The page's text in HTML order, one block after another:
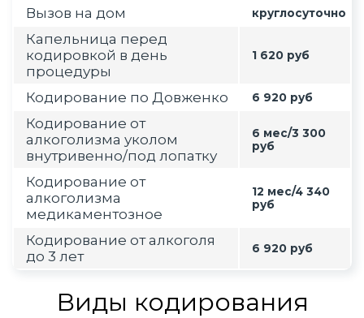
Вызов на дом круглосуточно
Капельница перед
кодировкой в день
процедуры
1 620 руб
Кодирование по Довженко 6 920 руб
Кодирование от
алкоголизма уколом
внутривенно/под лопатку
6 мес/3 300
руб
Кодирование от
алкоголизма
медикаментозное
12 мес/4 340
руб
Кодирование от алкоголя
до 3 лет
6 920 руб
Виды кодирования